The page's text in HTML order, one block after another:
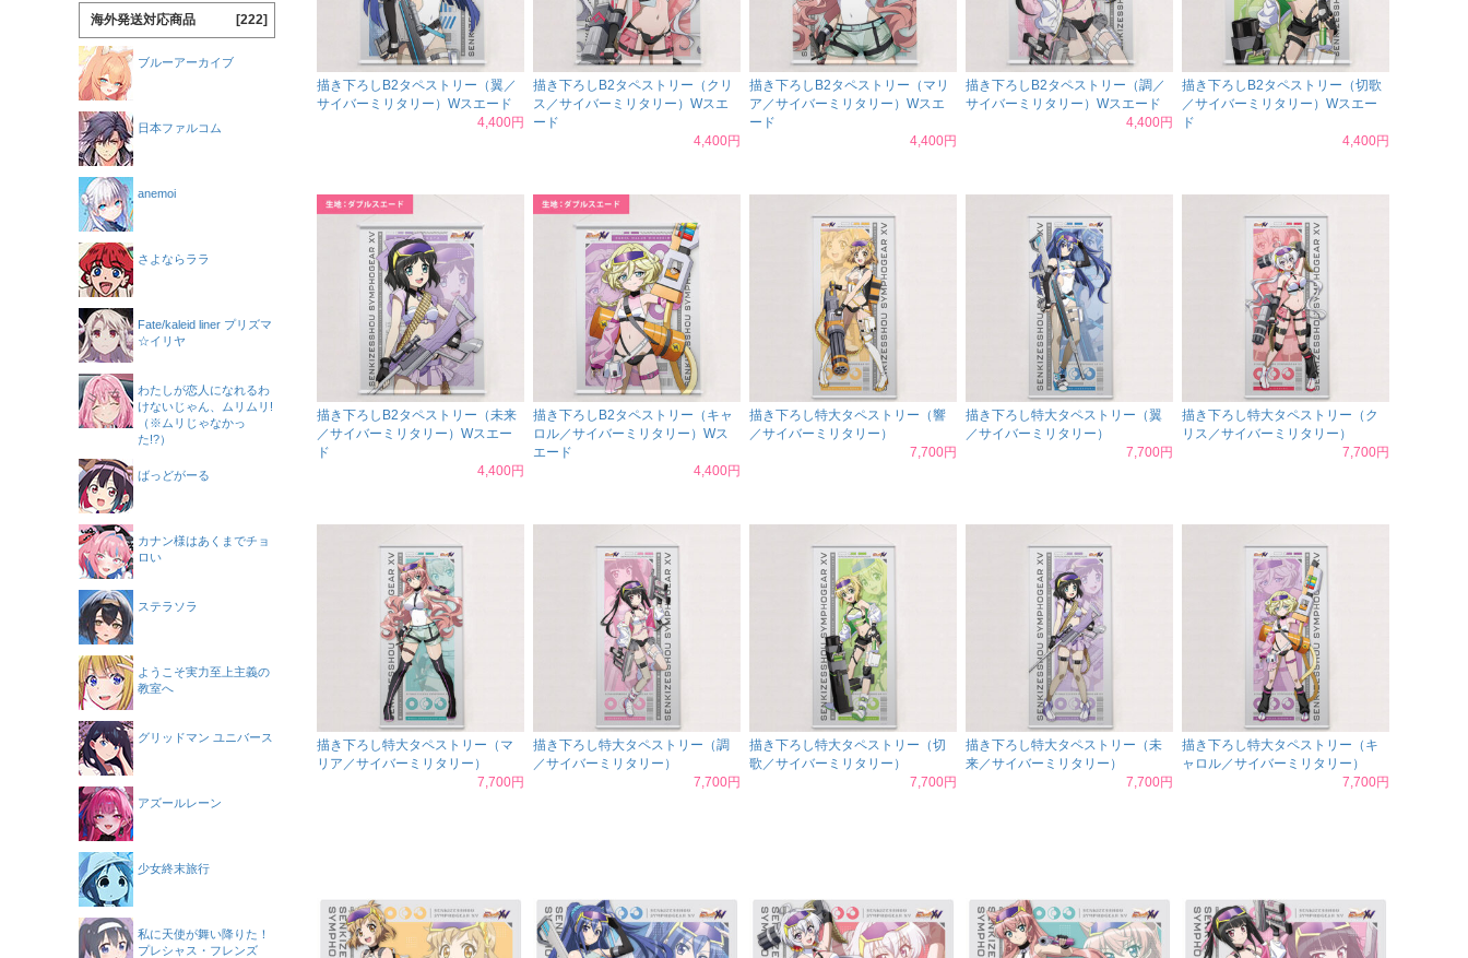
描き下ろしB2タペストリー（翼／
サイバーミリタリー）Wスエード
4,400円
描き下ろしB2タペストリー（クリ
ス／サイバーミリタリー）Wスエ
ード
4,400円
描き下ろしB2タペストリー（マリ
ア／サイバーミリタリー）Wスエ
ード
4,400円
描き下ろしB2タペストリー（調／
サイバーミリタリー）Wスエード
4,400円
描き下ろしB2タペストリー（切歌
／サイバーミリタリー）Wスエー
ド
4,400円
描き下ろしB2タペストリー（未来
／サイバーミリタリー）Wスエー
ド
4,400円
描き下ろしB2タペストリー（キャ
ロル／サイバーミリタリー）Wス
エード
4,400円
描き下ろし特大タペストリー（響
／サイバーミリタリー）
7,700円
描き下ろし特大タペストリー（翼
／サイバーミリタリー）
7,700円
描き下ろし特大タペストリー（ク
リス／サイバーミリタリー）
7,700円
描き下ろし特大タペストリー（マ
リア／サイバーミリタリー）
7,700円
描き下ろし特大タペストリー（調
／サイバーミリタリー）
7,700円
描き下ろし特大タペストリー（切
歌／サイバーミリタリー）
7,700円
描き下ろし特大タペストリー（未
来／サイバーミリタリー）
7,700円
描き下ろし特大タペストリー（キ
ャロル／サイバーミリタリー）
7,700円
海外発送対応商品 [222]
ブルーアーカイブ
日本ファルコム
anemoi
さよならララ
Fate/kaleid liner プリズマ
☆イリヤ
わたしが恋人になれるわ
けないじゃん、ムリムリ!
（※ムリじゃなかっ
た!?）
ばっどがーる
カナン様はあくまでチョ
ロい
ステラソラ
ようこそ実力至上主義の
教室へ
グリッドマン ユニバース
アズールレーン
少女終末旅行
私に天使が舞い降りた！
プレシャス・フレンズ